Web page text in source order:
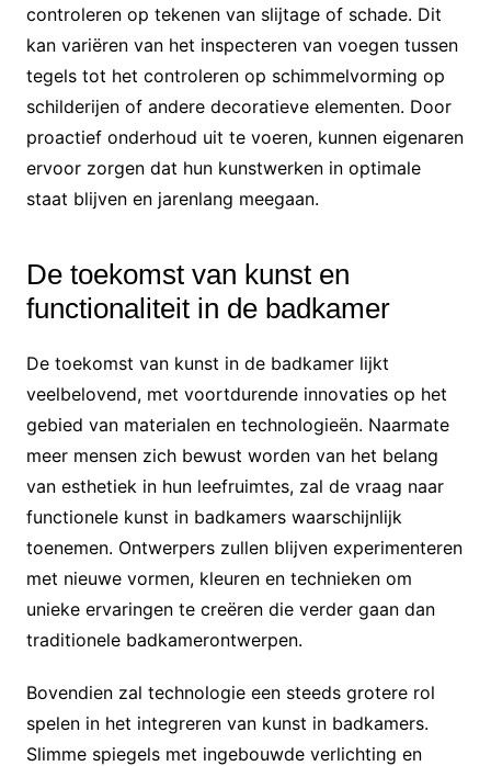
controleren op tekenen van slijtage of schade. Dit
kan variëren van het inspecteren van voegen tussen
tegels tot het controleren op schimmelvorming op
schilderijen of andere decoratieve elementen. Door
proactief onderhoud uit te voeren, kunnen eigenaren
ervoor zorgen dat hun kunstwerken in optimale
staat blijven en jarenlang meegaan.
De toekomst van kunst en
functionaliteit in de badkamer
De toekomst van kunst in de badkamer lijkt
veelbelovend, met voortdurende innovaties op het
gebied van materialen en technologieën. Naarmate
meer mensen zich bewust worden van het belang
van esthetiek in hun leefruimtes, zal de vraag naar
functionele kunst in badkamers waarschijnlijk
toenemen. Ontwerpers zullen blijven experimenteren
met nieuwe vormen, kleuren en technieken om
unieke ervaringen te creëren die verder gaan dan
traditionele badkamerontwerpen.
Bovendien zal technologie een steeds grotere rol
spelen in het integreren van kunst in badkamers.
Slimme spiegels met ingebouwde verlichting en